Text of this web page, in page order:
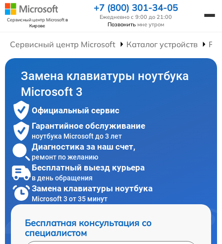
Сервисный центр Microsoftв
Кирове
+7 (800) 301-34-05
Ежедневно с 9:00 до 21:00
Позвонить мне утром
Сервисный центр Microsoft Каталог устройств
Замена клавиатуры ноутбука
Microsoft 3
Официальный сервис
Гарантийное обслуживание
ноутбука Microsoft до 3 лет
Диагностика за наш счет,
ремонт по желанию
Бесплатный выезд курьера
в день обращения
Замена клавиатуры ноутбука
Microsoft 3 от 35 минут
Бесплатная консультация со
специалистом